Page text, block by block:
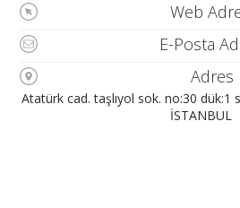
Web
E-Posta
Adres
Atatürk cad. taşlıyol sok. no:30 dük:1
İSTANBUL